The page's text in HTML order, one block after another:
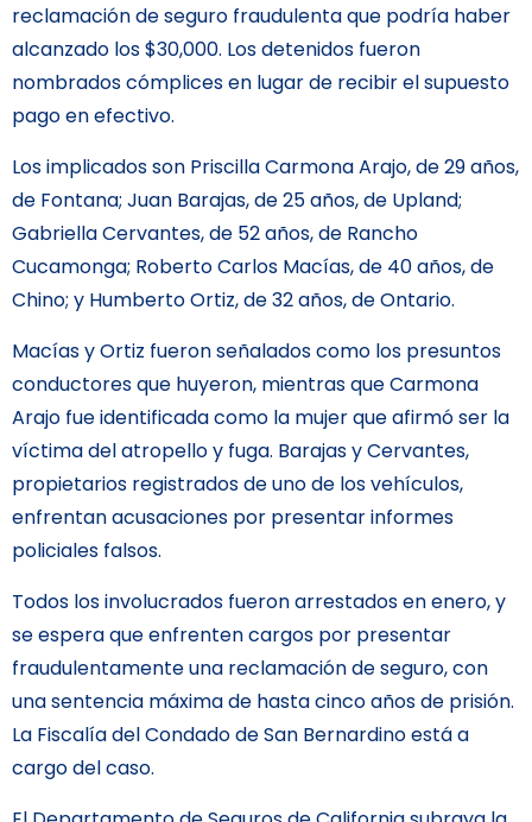
reclamación de seguro fraudulenta que podría haber
alcanzado los $30,000. Los detenidos fueron
nombrados cómplices en lugar de recibir el supuesto
pago en efectivo.
Los implicados son Priscilla Carmona Arajo, de 29 años,
de Fontana; Juan Barajas, de 25 años, de Upland;
Gabriella Cervantes, de 52 años, de Rancho
Cucamonga; Roberto Carlos Macías, de 40 años, de
Chino; y Humberto Ortiz, de 32 años, de Ontario.
Macías y Ortiz fueron señalados como los presuntos
conductores que huyeron, mientras que Carmona
Arajo fue identificada como la mujer que afirmó ser la
víctima del atropello y fuga. Barajas y Cervantes,
propietarios registrados de uno de los vehículos,
enfrentan acusaciones por presentar informes
policiales falsos.
Todos los involucrados fueron arrestados en enero, y
se espera que enfrenten cargos por presentar
fraudulentamente una reclamación de seguro, con
una sentencia máxima de hasta cinco años de prisión.
La Fiscalía del Condado de San Bernardino está a
cargo del caso.